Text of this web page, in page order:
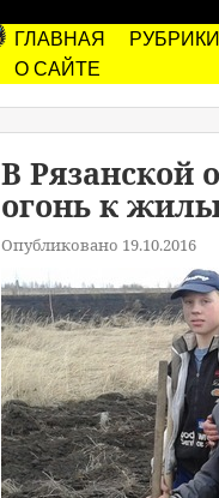
ГЛАВНАЯ
РУБРИКИ
О САЙТЕ
В Рязанской
огонь к
Опубликовано 19.10.2016